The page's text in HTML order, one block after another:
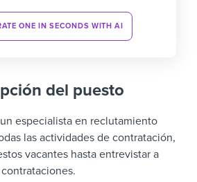
ONE IN SECONDS WITH AI
del puesto
especialista en reclutamiento
las actividades de contratación,
vacantes hasta entrevistar a